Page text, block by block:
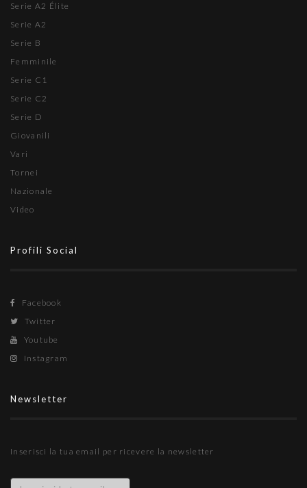
Serie A2 Élite
Serie A2
Serie B
Femminile
Serie C1
Serie C2
Serie D
Giovanili
Vari
Tornei
Nazionale
Video
Profili Social
Facebook
Twitter
Youtube
Instagram
Newsletter
Inserisci la tua email per ricevere la newsletter